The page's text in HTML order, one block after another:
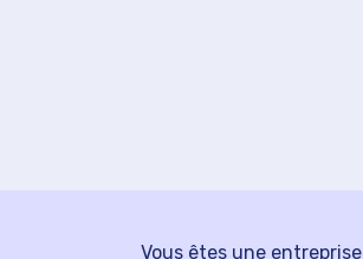
Vous êtes une entreprise